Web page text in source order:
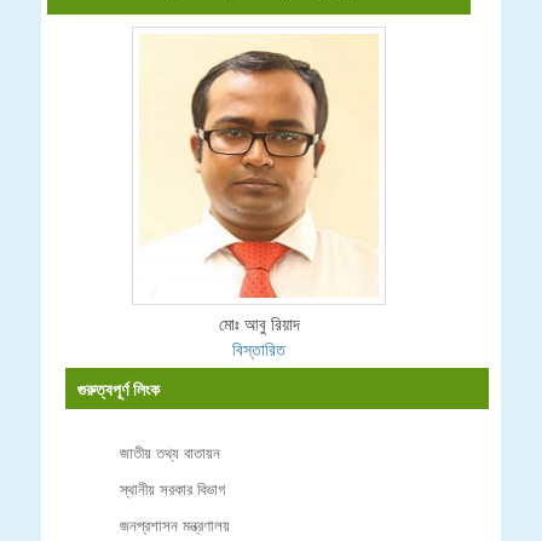
মোঃ আবু রিয়াদ
বিস্তারিত
গুরুত্বপূর্ণ লিংক
জাতীয় তথ্য বাতায়ন
স্থানীয় সরকার বিভাগ
জনপ্রশাসন মন্ত্রণালয়